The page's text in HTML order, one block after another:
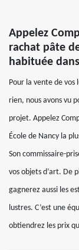
Appelez
rachat pâte
habituée
Pour la vente de vos
rien, nous avons vu
projet. Appelez
École de Nancy la
Son commissaire-
vos objets d’art. De
gagnerez aussi les
lustres. C’est une
obtiendrez les prix